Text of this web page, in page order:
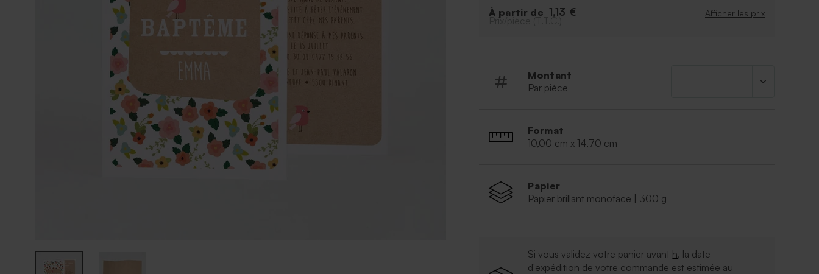
À partir de 1,13 € Afficher les prix
Prix/pièce (T.T.C.)
Montant
Par pièce
Format
10,00 cm x 14,70 cm
Papier
Papier brillant monoface | 300 g
Si vous validez votre panier avant h, la date
d'expédition de votre commande est estimée au